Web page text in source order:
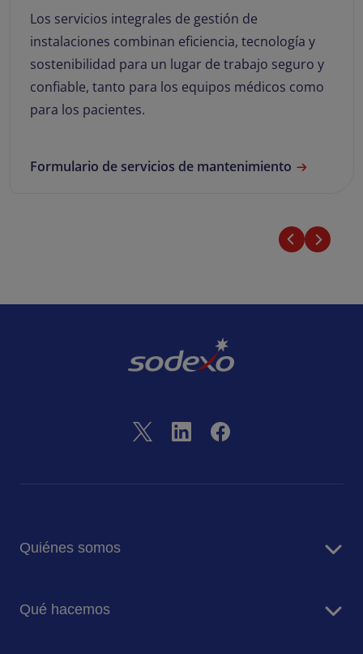
Los servicios integrales de gestión de
instalaciones combinan eficiencia, tecnología y
sostenibilidad para un lugar de trabajo seguro y
confiable, tanto para los equipos médicos como
para los pacientes.
Formulario de servicios de mantenimiento
Quiénes somos
Sodexo Panamá
Qué hacemos